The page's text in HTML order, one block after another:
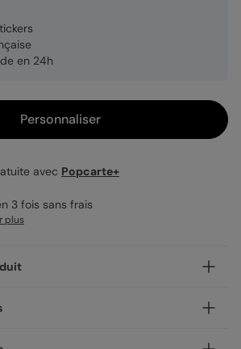
en 24h
Personnaliser
avec Popcarte+
3 fois sans frais
plus
sticker Tchin, et ajoutez une touche